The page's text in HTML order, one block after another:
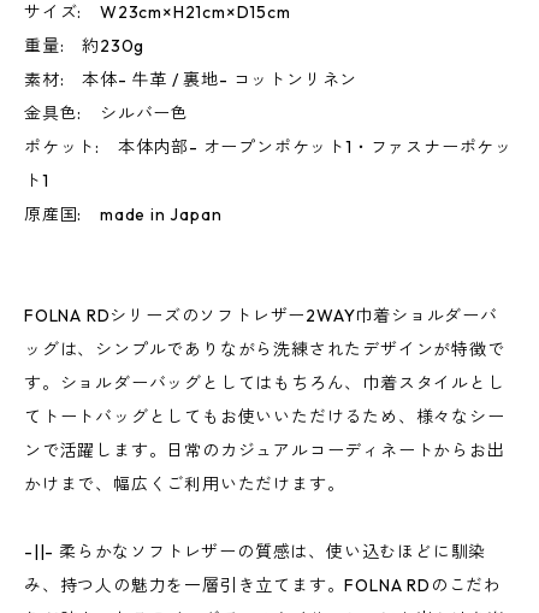
サイズ: W23cm×H21cm×D15cm
重量: 約230g
素材: 本体- 牛革 / 裏地- コットンリネン
金具色: シルバー色
ポケット: 本体内部- オープンポケット1・ファスナーポケッ
ト1
原産国: made in Japan
FOLNA RDシリーズのソフトレザー2WAY巾着ショルダーバ
ッグは、シンプルでありながら洗練されたデザインが特徴で
す。ショルダーバッグとしてはもちろん、巾着スタイルとし
てトートバッグとしてもお使いいただけるため、様々なシー
ンで活躍します。日常のカジュアルコーディネートからお出
かけまで、幅広くご利用いただけます。
-||- 柔らかなソフトレザーの質感は、使い込むほどに馴染
み、持つ人の魅力を一層引き立てます。FOLNA RDのこだわ